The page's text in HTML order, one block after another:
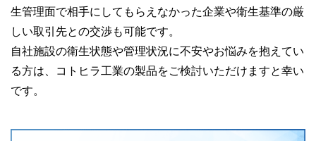
生管理面で相手にしてもらえなかった企業や衛生基準の厳
しい取引先との交渉も可能です。
自社施設の衛生状態や管理状況に不安やお悩みを抱えてい
る方は、コトヒラ工業の製品をご検討いただけますと幸い
です。